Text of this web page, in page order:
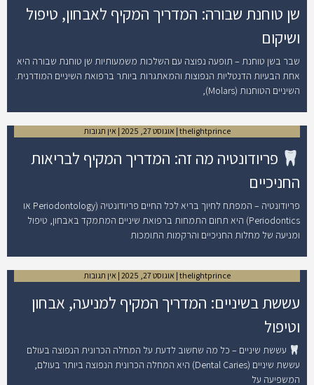
שן טוחנת שבורה: המדריך המקיף לאבחון, טיפול
ושיקום
שבר בשן טוחנת – תופעה נפוצה עם השלכות משמעותיות שן טוחנת שבורה היא
אחת הבעיות הדנטליות הנפוצות והמאתגרות ביותר ברפואת השיניים המודרנית.
השיניים הטוחנות (Molars),
פריודונטיה מה זה: המדריך המקיף לבריאות
החניכיים
thelightprince אוגוסט 27, 2025 אין תגובות
פריודונטיה – המפתח לחיוך בריא לכל החיים פריודונטיה (Periodontology או
Periodontics) היא תחום התמחות ברפואת שיניים המתמקד באבחון, טיפול
ומניעה של מחלות החניכיים והרקמות התומכות
עששת בשיניים: המדריך המקיף למניעה, אבחון
וטיפול
thelightprince אוגוסט 27, 2025 אין תגובות
עששת שיניים – כל מה שחשוב לדעת על המחלה הכרונית הנפוצה בעולם
עששת שיניים (Dental Caries) היא המחלה הכרונית הנפוצה ביותר בעולם,
המשפיעה על